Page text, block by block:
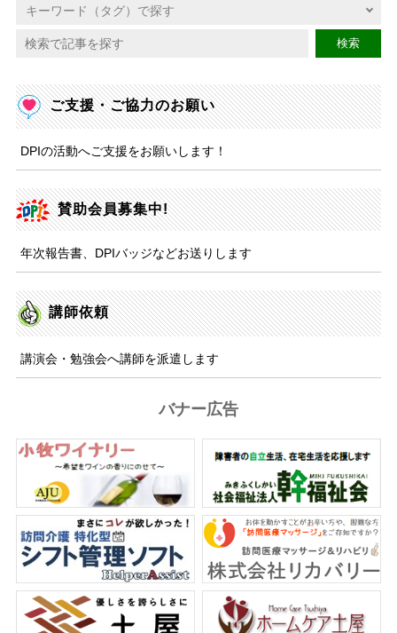
検索
ご支援・ご協力のお願い
DPIの活動へご支援をお願いします！
賛助会員募集中!
年次報告書、DPIバッジなどお送りします
講師依頼
講演会・勉強会へ講師を派遣します
バナー広告